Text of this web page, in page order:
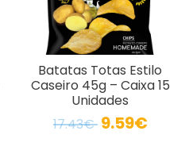
Batatas Totas Estilo
Caseiro 45g – Caixa 15
Unidades
17.43€ 9.59€